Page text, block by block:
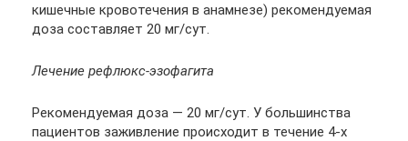
кишечные кровотечения в анамнезе) рекомендуемая
доза составляет 20 мг/сут.
Лечение рефлюкс-эзофагита
Рекомендуемая доза — 20 мг/сут. У большинства
пациентов заживление происходит в течение 4-х